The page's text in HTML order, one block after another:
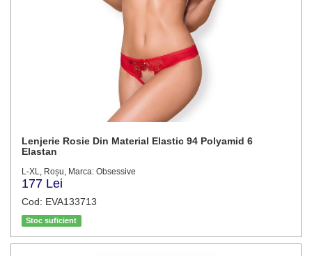
Lenjerie Rosie Din Material Elastic 94 Polyamid 6
Elastan
L-XL, Roșu, Marca: Obsessive
177 Lei
Cod: EVA133713
Stoc suficient